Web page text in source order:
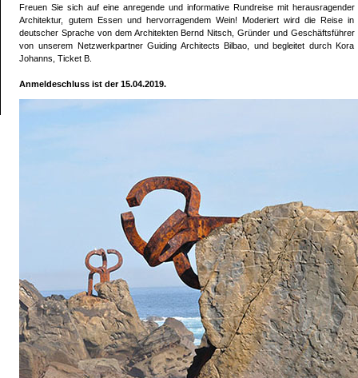
Freuen Sie sich auf eine anregende und informative Rundreise mit herausragender
Architektur, gutem Essen und hervorragendem Wein! Moderiert wird die Reise in
deutscher Sprache von dem Architekten Bernd Nitsch, Gründer und Geschäftsführer
von unserem Netzwerkpartner Guiding Architects Bilbao, und begleitet durch Kora
Johanns, Ticket B.
Anmeldeschluss ist der 15.04.2019.